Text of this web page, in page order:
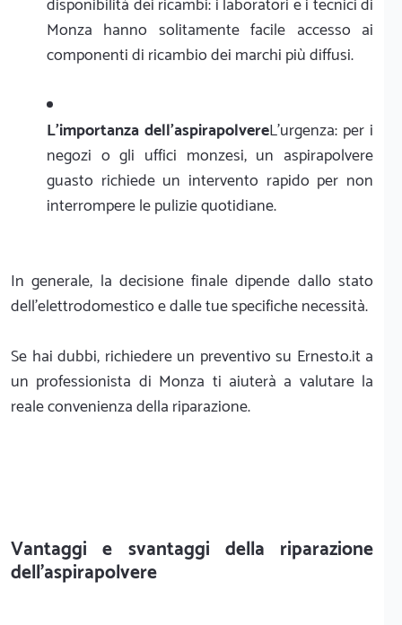
Monza hanno solitamente facile accesso ai
componenti di ricambio dei marchi più diffusi.
L'importanza dell'aspirapolvereL'urgenza: per i
negozi o gli uffici monzesi, un aspirapolvere
guasto richiede un intervento rapido per non
interrompere le pulizie quotidiane.
In generale, la decisione finale dipende dallo stato
dell'elettrodomestico e dalle tue specifiche necessità.
Se hai dubbi, richiedere un preventivo su Ernesto.it a
un professionista di Monza ti aiuterà a valutare la
reale convenienza della riparazione.
Vantaggi e svantaggi della riparazione
dell'aspirapolvere